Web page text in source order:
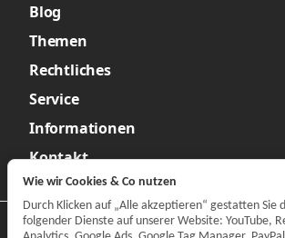
Blog
Themen
Rechtliches
Service
Informationen
Kontakt
Datenschutzerklärung•
Wie wir Cookies & Co nutzen
Durch Klicken auf „Alle akzeptieren“ gestatten Sie
folgender Dienste auf unserer Website: YouTube,